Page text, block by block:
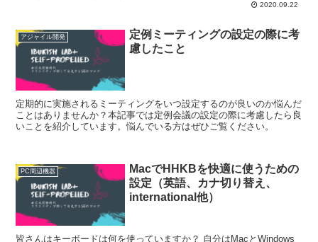
2020.09.22
アジャイル開発
定例ミーティングの設定の際に考
慮したこと
定期的に実施されるミーティングをいつ設定するのが良いのか悩んだ
ことはありませんか？本記事では定例会議の設定の際に考慮したら良
いことを紹介しています。悩んでいる方はぜひご覧ください。
PC周辺機器
MacでHHKBを快適に使うための
設定（英語、カナ切り替え、
international他）
皆さんはキーボードは何を使っていますか？ 自分はMacとWindows